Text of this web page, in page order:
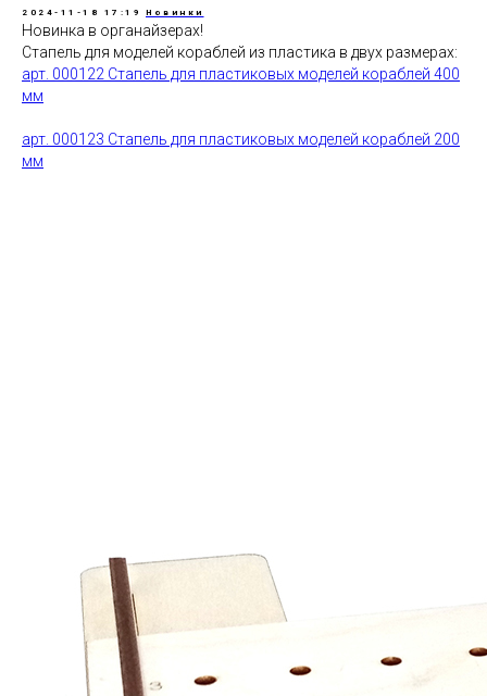
2024-11-18 17:19 Новинки
Новинка в органайзерах!
Стапель для моделей кораблей из пластика в двух размерах:
арт. 000122 Стапель для пластиковых моделей кораблей 400
мм
арт. 000123 Стапель для пластиковых моделей кораблей 200
мм